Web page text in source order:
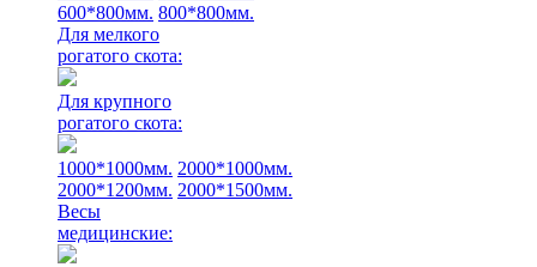
600*800мм. 800*800мм.
Для мелкого
рогатого скота:
Для крупного
рогатого скота:
1000*1000мм. 2000*1000мм.
2000*1200мм. 2000*1500мм.
Весы
медицинские: